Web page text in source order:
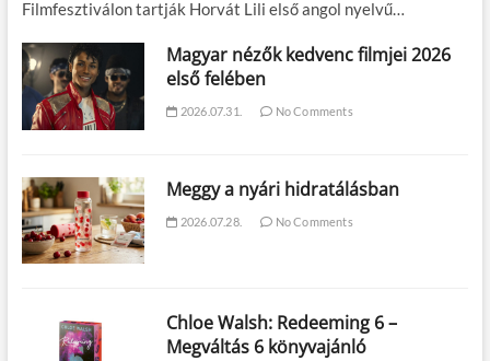
Filmfesztiválon tartják Horvát Lili első angol nyelvű…
Magyar nézők kedvenc filmjei 2026
első felében
2026.07.31. No Comments
Meggy a nyári hidratálásban
2026.07.28. No Comments
Chloe Walsh: Redeeming 6 –
Megváltás 6 könyvajánló